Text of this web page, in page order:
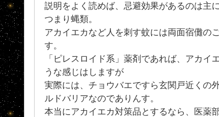
説明をよく読めば、忌避効果があるのは
つまり蝿類。
アカイエカなど人を刺す蚊には両面宿儺の
す。
「ピレスロイド系」薬剤であれば、アカイ
うな感じはしますが
実際には、チョウバエですら玄関戸近くの
ルドバリアなのでありんす。
本当にアカイエカ対策品とするなら、医薬